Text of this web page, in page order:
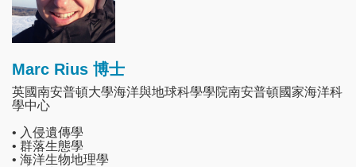
Marc Rius 博士
英國南安普頓大學海洋與地球科學學院南安普頓國家海洋科
學中心
• 入侵遺傳學
• 群落生態學
• 海洋生物地理學